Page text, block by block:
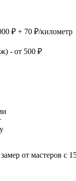
₽ + 70 ₽/километр
- от 500 ₽
от мастеров с